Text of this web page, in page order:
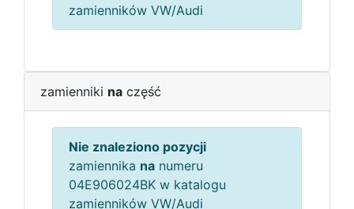
zamienników VW/Audi
zamienniki na część
Nie znaleziono pozycji
zamiennika na numeru
04E906024BK w katalogu
zamienników VW/Audi